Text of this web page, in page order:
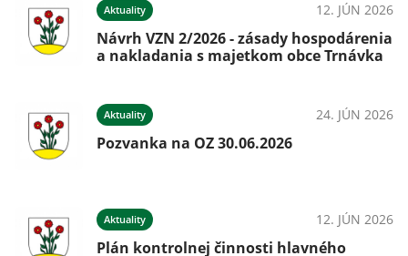
Aktuality 12. JÚN 2026
Návrh VZN 2/2026 - zásady hospodárenia
a nakladania s majetkom obce Trnávka
Aktuality 24. JÚN 2026
Pozvanka na OZ 30.06.2026
Aktuality 12. JÚN 2026
Plán kontrolnej činnosti hlavného